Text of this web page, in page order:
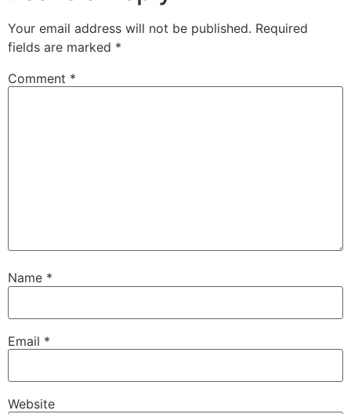
Your email address will not be published. Required
fields are marked *
Comment *
Name *
Email *
Website